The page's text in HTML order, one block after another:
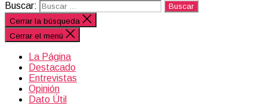
Buscar:
Cerrar la búsqueda
Cerrar el menú
La Página
Destacado
Entrevistas
Opinión
Dato Útil